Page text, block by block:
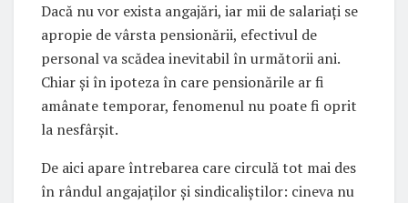
Dacă nu vor exista angajări, iar mii de salariați se
apropie de vârsta pensionării, efectivul de
personal va scădea inevitabil în următorii ani.
Chiar și în ipoteza în care pensionările ar fi
amânate temporar, fenomenul nu poate fi oprit
la nesfârșit.
De aici apare întrebarea care circulă tot mai des
în rândul angajaților și sindicaliștilor: cineva nu